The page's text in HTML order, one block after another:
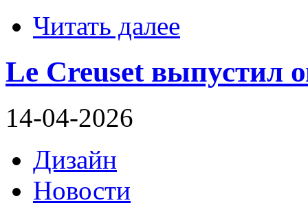
Читать далее
Le Creuset выпустил
14-04-2026
Дизайн
Новости